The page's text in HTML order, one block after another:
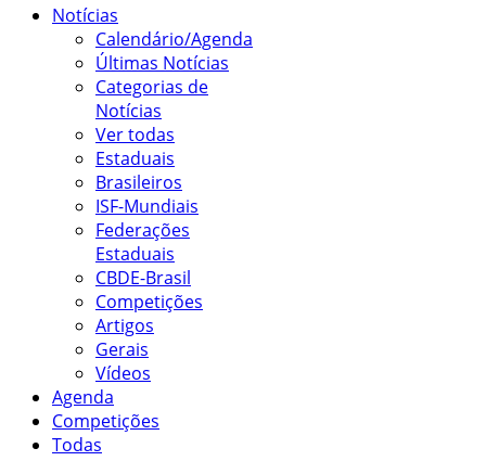
Notícias
Calendário/Agenda
Últimas Notícias
Categorias de
Notícias
Ver todas
Estaduais
Brasileiros
ISF-Mundiais
Federações
Estaduais
CBDE-Brasil
Competições
Artigos
Gerais
Vídeos
Agenda
Competições
Todas